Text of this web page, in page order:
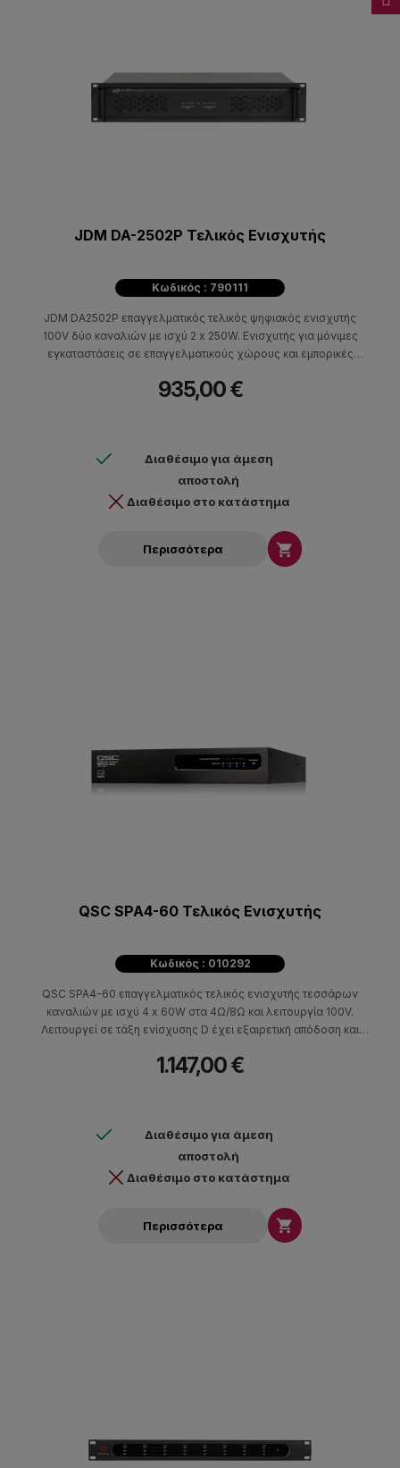
JDM DA-2502P Τελικός Ενισχυτής
Κωδικός : 790111
JDM DA2502P επαγγελματικός τελικός ψηφιακός ενισχυτής
100V δύο καναλιών με ισχύ 2 x 250W. Ενισχυτής για μόνιμες
εγκαταστάσεις σε επαγγελματικούς χώρους και εμπορικές
ανακοινώσεις.
935,00 €
Διαθέσιμο για άμεση
αποστολή
Διαθέσιμο στο κατάστημα
Περισσότερα 
QSC SPA4-60 Τελικός Ενισχυτής
Κωδικός : 010292
QSC SPA4-60 επαγγελματικός τελικός ενισχυτής τεσσάρων
καναλιών με ισχύ 4 x 60W στα 4Ω/8Ω και λειτουργία 100V.
Λειτουργεί σε τάξη ενίσχυσης D έχει εξαιρετική απόδοση και
κατανάλωση ενέργειας, χαμηλά επίπεδα θορύβου λειτουργίας,
1.147,00 €
Διαθέσιμο για άμεση
αποστολή
Διαθέσιμο στο κατάστημα
Περισσότερα 